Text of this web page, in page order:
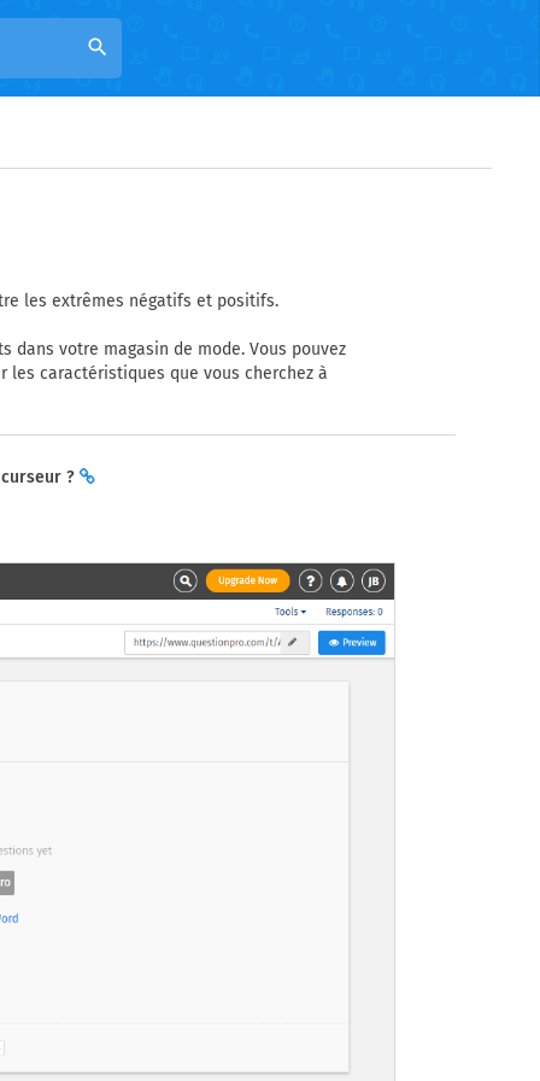
search
les extrêmes négatifs et positifs.
dans votre magasin de mode. Vous pouvez
caractéristiques que vous cherchez à
?